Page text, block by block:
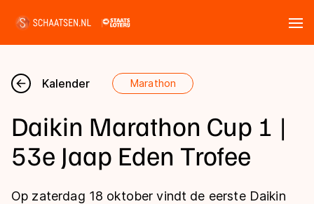
Nieuws
Kalender
Kalender Marathon
Daikin Marathon Cup 1 |
53e Jaap Eden Trofee
Op zaterdag 18 oktober vindt de eerste Daikin